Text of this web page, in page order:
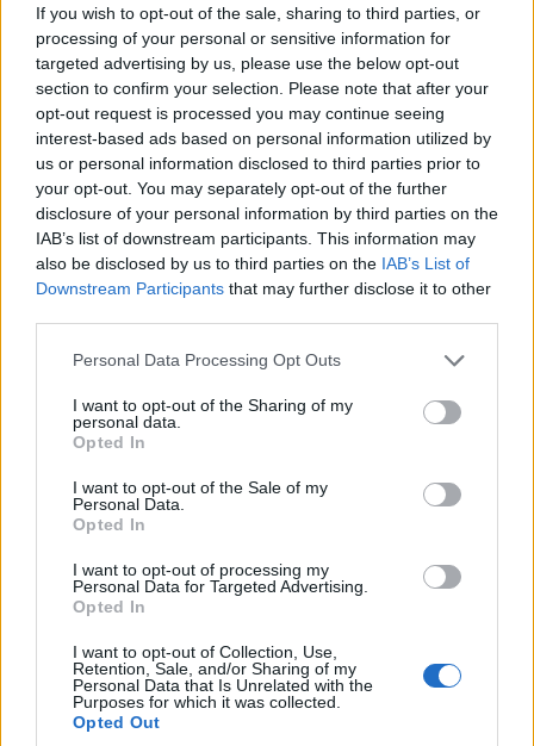
If you wish to opt-out of the sale, sharing to third parties, or
processing of your personal or sensitive information for
targeted advertising by us, please use the below opt-out
section to confirm your selection. Please note that after your
opt-out request is processed you may continue seeing
interest-based ads based on personal information utilized by
us or personal information disclosed to third parties prior to
your opt-out. You may separately opt-out of the further
disclosure of your personal information by third parties on the
IAB’s list of downstream participants. This information may
also be disclosed by us to third parties on the IAB’s List of
Downstream Participants that may further disclose it to other
Please note that this website/app uses one or more Google
not limited to your visit or usage behaviour. You may click to
grant or deny consent to Google and its third-party tags to
use your data for below specified purposes in below Google
consent section.
Personal Data Processing Opt Outs
I want to opt-out of the Sharing of my
personal data.
Opted In
I want to opt-out of the Sale of my
Personal Data.
Opted In
I want to opt-out of processing my
Personal Data for Targeted Advertising.
Opted In
I want to opt-out of Collection, Use,
Retention, Sale, and/or Sharing of my
Personal Data that Is Unrelated with the
Purposes for which it was collected.
Opted Out
σεβασμό στον πολίτη. Όλοι μαζί. Να πάρουμε
τα παιδιά και τον άρρωστο, να ξαναγίνουμε
πρόσφυγες. Ή να μην τους το επιτρέψουμε; Να
μην ανεχτούμε κυρίαρχους στη ζωή μας να μας
καθοδηγούν, να κάνουν τα δικά τους κουμάντα
… Να ελίσσονται να εξελίσσονται να
γιγαντώνουν, πολλές φορές πνίγοντάς μας …
-Επιβάλλεται να κατανοήσουμε πρώτα εμείς
Αλλού το σούπερ μάρκετ και μπροστά μας το
Σαν μία βροχή… – Της
Βασιλείας-Σίσσυ Ραμπίδου
3 Μαΐου 2023, 10:55 πμ
σε "Αρθρογραφία"
‘’Σκηνοθετώντας γιορτή’’,
4 Φεβρουαρίου 2016, 2:47 μμ
σε "Σίσσυ Ραμπίδου"
Ο δικός μου Βασίλειος… –
Γράφει η Σίσσυ Ραμπίδου